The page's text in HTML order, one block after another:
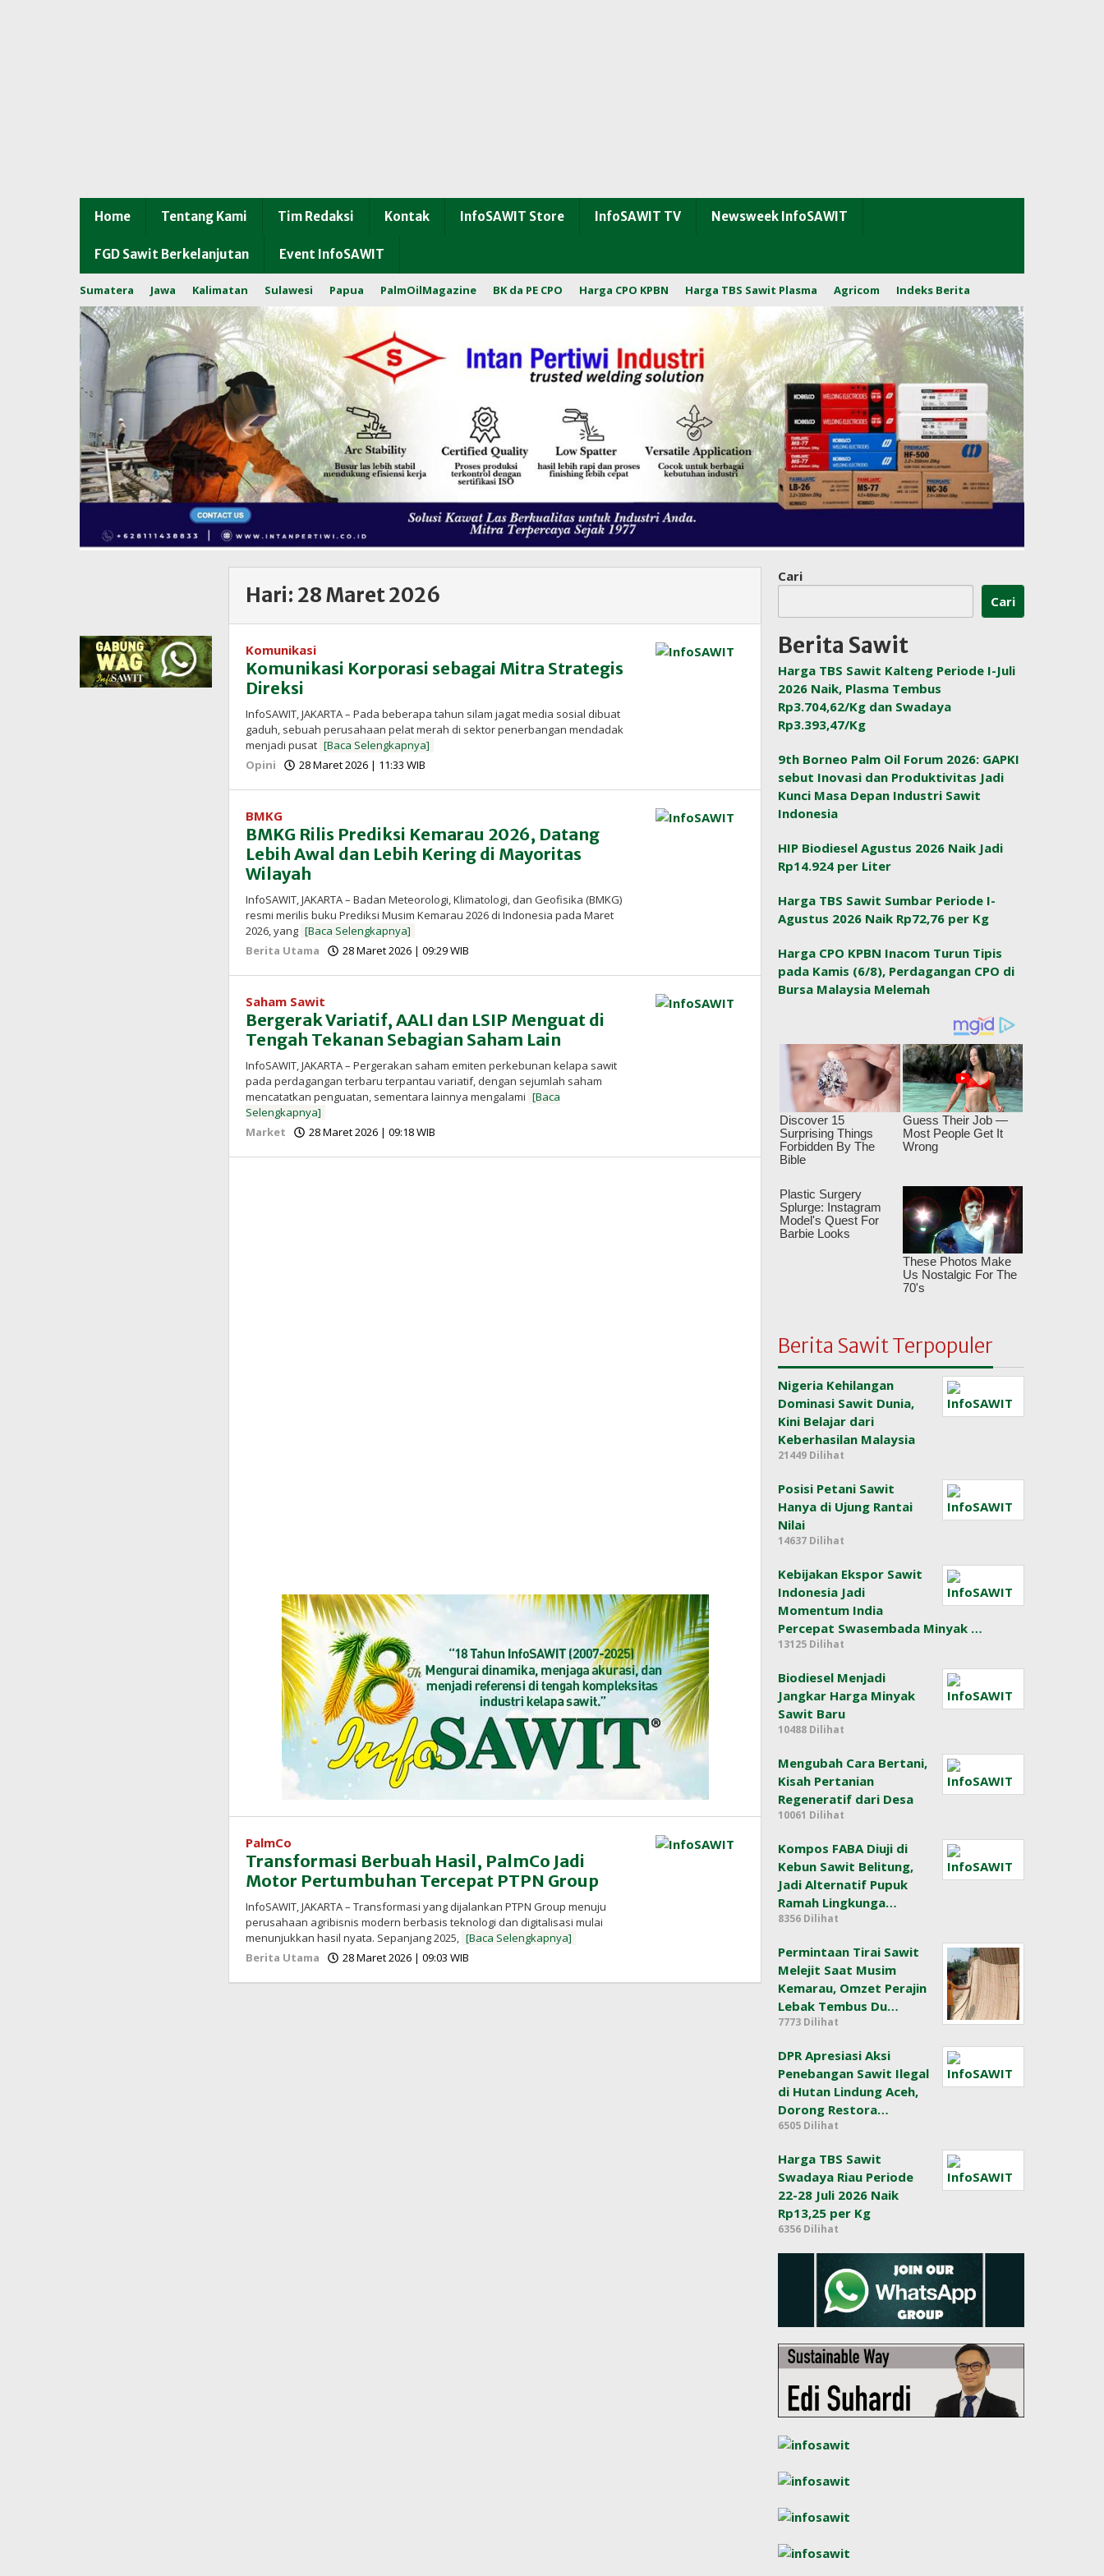
Home Tentang Kami Tim Redaksi Kontak InfoSAWIT Store InfoSAWIT TV Newsweek InfoSAWIT
FGD Sawit Berkelanjutan Event InfoSAWIT
Sumatera Jawa Kalimatan Sulawesi Papua PalmOilMagazine BK da PE CPO Harga CPO KPBN Harga TBS Sawit Plasma Agricom Indeks Berita
Hari: 28 Maret 2026
Komunikasi
Komunikasi Korporasi sebagai Mitra Strategis
Direksi
InfoSAWIT, JAKARTA – Pada beberapa tahun silam jagat media sosial dibuat
gaduh, sebuah perusahaan pelat merah di sektor penerbangan mendadak
menjadi pusat [Baca Selengkapnya]
Opini
28 Maret 2026 | 11:33 WIB
InfoSAWIT
BMKG
BMKG Rilis Prediksi Kemarau 2026, Datang
Lebih Awal dan Lebih Kering di Mayoritas
Wilayah
InfoSAWIT, JAKARTA – Badan Meteorologi, Klimatologi, dan Geofisika (BMKG)
resmi merilis buku Prediksi Musim Kemarau 2026 di Indonesia pada Maret
2026, yang [Baca Selengkapnya]
Berita Utama
28 Maret 2026 | 09:29 WIB
InfoSAWIT
Saham Sawit
Bergerak Variatif, AALI dan LSIP Menguat di
Tengah Tekanan Sebagian Saham Lain
InfoSAWIT, JAKARTA – Pergerakan saham emiten perkebunan kelapa sawit
pada perdagangan terbaru terpantau variatif, dengan sejumlah saham
mencatatkan penguatan, sementara lainnya mengalami [Baca
Selengkapnya]
Market
28 Maret 2026 | 09:18 WIB
InfoSAWIT
PalmCo
Transformasi Berbuah Hasil, PalmCo Jadi
Motor Pertumbuhan Tercepat PTPN Group
InfoSAWIT, JAKARTA – Transformasi yang dijalankan PTPN Group menuju
perusahaan agribisnis modern berbasis teknologi dan digitalisasi mulai
menunjukkan hasil nyata. Sepanjang 2025, [Baca Selengkapnya]
Berita Utama
28 Maret 2026 | 09:03 WIB
InfoSAWIT
Cari
Cari
Berita Sawit
Harga TBS Sawit Kalteng Periode I-Juli
2026 Naik, Plasma Tembus
Rp3.704,62/Kg dan Swadaya
Rp3.393,47/Kg
9th Borneo Palm Oil Forum 2026: GAPKI
sebut Inovasi dan Produktivitas Jadi
Kunci Masa Depan Industri Sawit
Indonesia
HIP Biodiesel Agustus 2026 Naik Jadi
Rp14.924 per Liter
Harga TBS Sawit Sumbar Periode I-
Agustus 2026 Naik Rp72,76 per Kg
Harga CPO KPBN Inacom Turun Tipis
pada Kamis (6/8), Perdagangan CPO di
Bursa Malaysia Melemah
Berita Sawit Terpopuler
Nigeria Kehilangan
Dominasi Sawit Dunia,
Kini Belajar dari
Keberhasilan Malaysia
21449 Dilihat
Posisi Petani Sawit
Hanya di Ujung Rantai
Nilai
14637 Dilihat
Kebijakan Ekspor Sawit
Indonesia Jadi
Momentum India
Percepat Swasembada Minyak …
13125 Dilihat
Biodiesel Menjadi
Jangkar Harga Minyak
Sawit Baru
10488 Dilihat
Mengubah Cara Bertani,
Kisah Pertanian
Regeneratif dari Desa
10061 Dilihat
Kompos FABA Diuji di
Kebun Sawit Belitung,
Jadi Alternatif Pupuk
Ramah Lingkunga…
8356 Dilihat
Permintaan Tirai Sawit
Melejit Saat Musim
Kemarau, Omzet Perajin
Lebak Tembus Du…
7773 Dilihat
DPR Apresiasi Aksi
Penebangan Sawit Ilegal
di Hutan Lindung Aceh,
Dorong Restora…
6505 Dilihat
Harga TBS Sawit
Swadaya Riau Periode
22-28 Juli 2026 Naik
Rp13,25 per Kg
6356 Dilihat